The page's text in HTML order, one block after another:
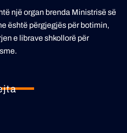
një organ brenda Ministrisë së
është përgjegjës për botimin,
e librave shkollorë për